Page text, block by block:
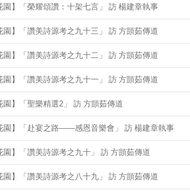
園】「榮耀頌讚：十架七言」 訪 楊建章執事
園】「讚美詩源考之九十三」 訪 方顗茹傳道
園】「讚美詩源考之九十二」 訪 方顗茹傳道
園】「讚美詩源考之九十一」 訪 方顗茹傳道
園】「聖樂精選2」 訪 方顗茹傳道
園】「赴宴之路——感恩音樂會」 訪 楊建章執事
園】「讚美詩源考之九十」 訪 方顗茹傳道
園】「讚美詩源考之八十九」 訪 方顗茹傳道